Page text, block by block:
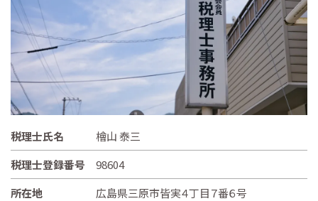
税理士氏名
檜山 泰三
税理士登録番号
98604
所在地
広島県三原市皆実４丁目７番６号